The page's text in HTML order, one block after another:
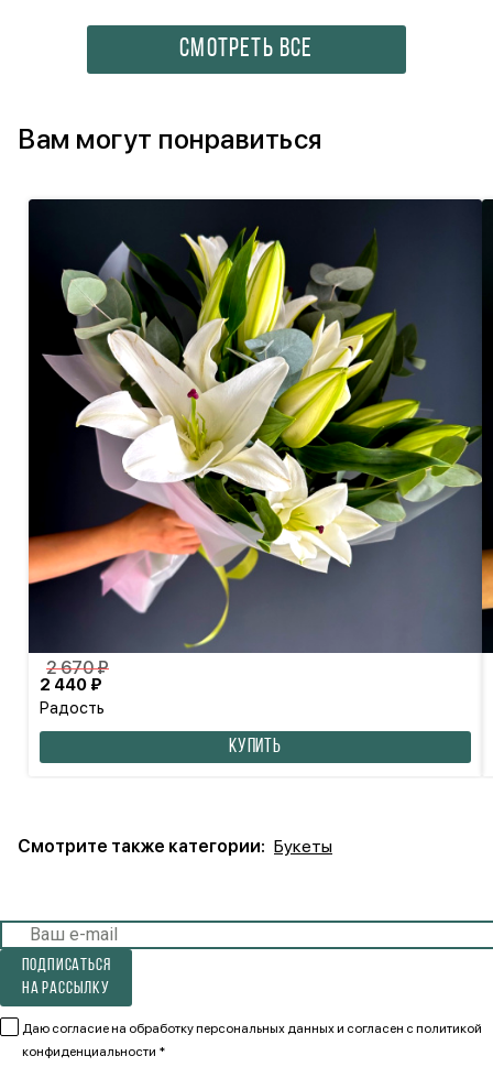
СМОТРЕТЬ ВСЕ
Вам могут понравиться
Радость
2 440 ₽
2 670 ₽
КУПИТЬ
Смотрите также категории: Букеты
Подписаться
на рассылку
Даю согласие на обработку персональных данных и согласен с политикой
конфиденциальности *